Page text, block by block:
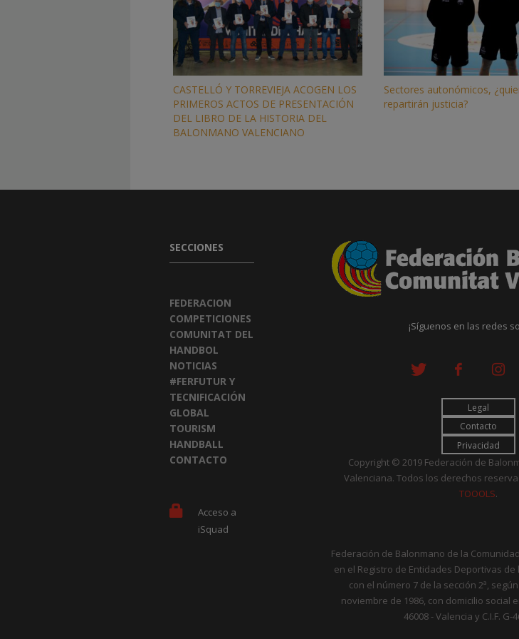
CASTELLÓ Y TORREVIEJA ACOGEN LOS
PRIMEROS ACTOS DE PRESENTACIÓN
DEL LIBRO DE LA HISTORIA DEL
BALONMANO VALENCIANO
Sectores autonómicos,
repartirán justicia?
SECCIONES
FEDERACION
COMPETICIONES
COMUNITAT DEL
HANDBOL
NOTICIAS
#FERFUTUR Y
TECNIFICACIÓN
GLOBAL
TOURISM
HANDBALL
CONTACTO
Acceso a
iSquad
¡Síguenos en las redes
Legal
Contacto
Privacidad
Copyright © 2019 Federación de
Valenciana. Todos los derechos
TOOOLS.
Federación de Balonmano de la
en el Registro de Entidades Deportivas
con el número 7 de la sección 2ª,
noviembre de 1986, con domicilio social
46008 - Valencia y C.I.F. G-